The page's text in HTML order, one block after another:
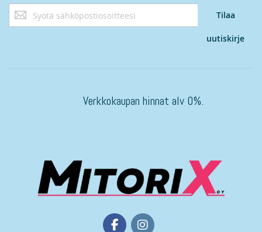
Tilaa
uutiskirjeemme:
Tilaa
uutiskirje
Verkkokaupan hinnat alv 0%.